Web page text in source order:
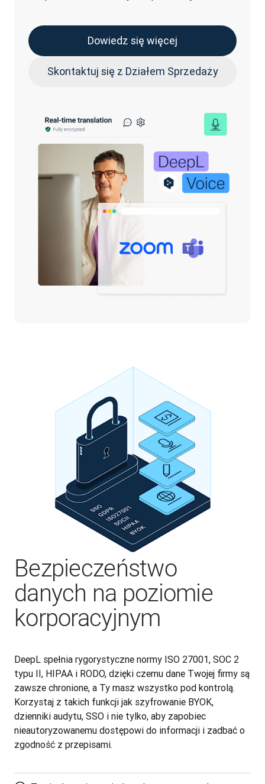
Dowiedz się więcej
Skontaktuj się z Działem Sprzedaży
Bezpieczeństwo
danych na poziomie
korporacyjnym
DeepL spełnia rygorystyczne normy ISO 27001, SOC 2
typu II, HIPAA i RODO, dzięki czemu dane Twojej firmy są
zawsze chronione, a Ty masz wszystko pod kontrolą.
Korzystaj z takich funkcji jak szyfrowanie BYOK,
dzienniki audytu, SSO i nie tylko, aby zapobiec
nieautoryzowanemu dostępowi do informacji i zadbać o
zgodność z przepisami.